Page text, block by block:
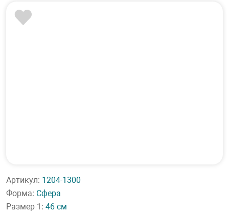
Артикул: 1204-1300
Форма: Сфера
Размер 1: 46 см